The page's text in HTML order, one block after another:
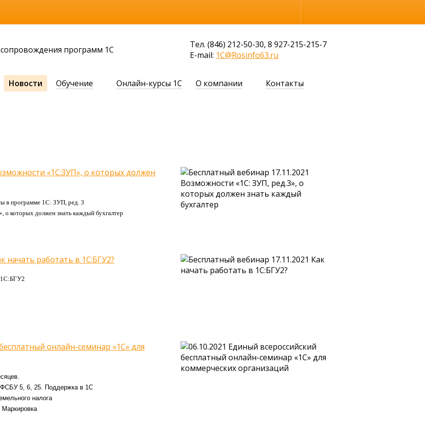
программ 1С
Тел. (846) 212-50-30, 8 927-215-215-7
Е-mail: 1C@Rosinfo63.ru
Новости Обучение Онлайн-курсы 1С О компании Контакты
«1С:ЗУП», о которых должен
в программе 1С: ЗУП, ред. 3
о которых должен знать каждый бухгалтер
начать работать в 1С:БГУ2?
1С:БГУ2
онлайн-семинар «1С» для
ФСБУ 5, 6, 25. Поддержка в 1С
налога
Маркировка